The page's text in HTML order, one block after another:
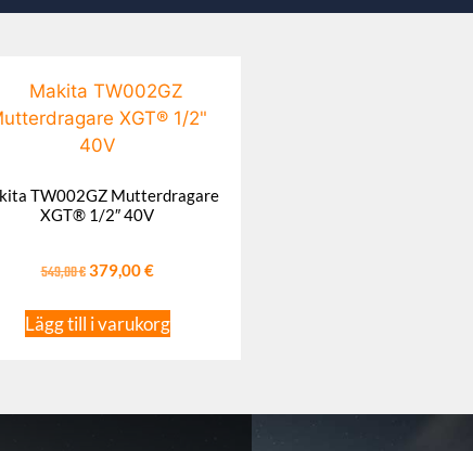
TW002GZ Mutterdragare
XGT® 1/2″ 40V
549,00€ 379,00€
Lägg till i varukorg